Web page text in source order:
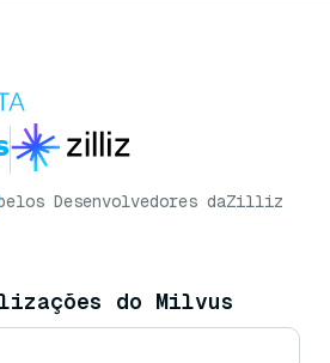
Desenvolvedores daZilliz
do Milvus